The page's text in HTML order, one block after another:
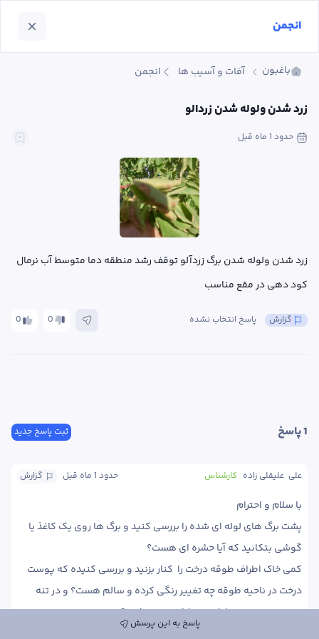
باغبون آفات و آسیب ها انجمن
زرد شدن ولوله شدن زردالو
حدود 1 ماه قبل
کود دهی در مقع مناسب
0 0 پاسخ انتخاب نشده گزارش
ثبت پاسخ جدید 1 پاسخ
گزارش حدود 1 ماه قبل کارشناس علی  علیقلی زاده
از نمای کلی درخت هم عکس ارسال کنید.
پاسخ به این پرسش
انجمن